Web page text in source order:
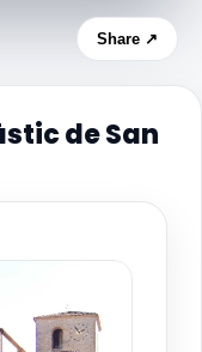
Share ↗
de San